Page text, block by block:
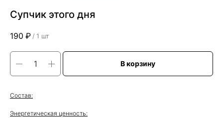
Супчик этого дня
190 ₽ / 1 шт
В корзину
Состав:
Энергетическая ценность: